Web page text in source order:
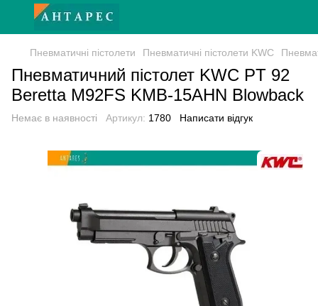
Пневматичні пістолети Пневматичні пістолети KWC
Пневматичний пістолет KWC PT 92
Beretta M92FS KMB-15AHN Blowback
Немає в наявності Артикул: 1780 Написати відгук